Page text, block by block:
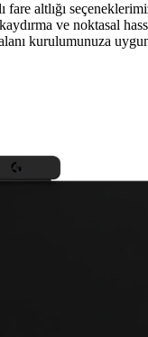
altlığı
ve noktasal
kurulumunuza